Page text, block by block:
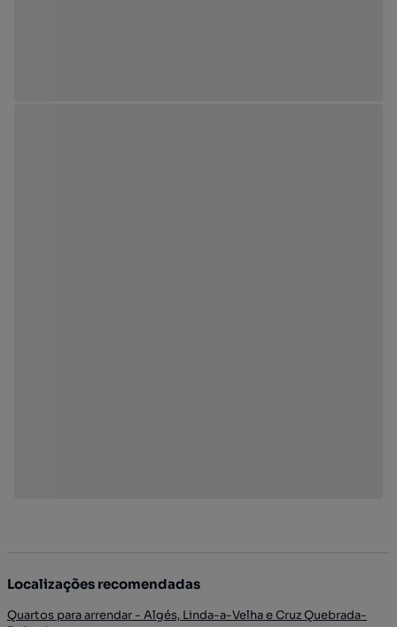
Localizações recomendadas
Quartos para arrendar - Algés, Linda-a-Velha e Cruz Quebrada-